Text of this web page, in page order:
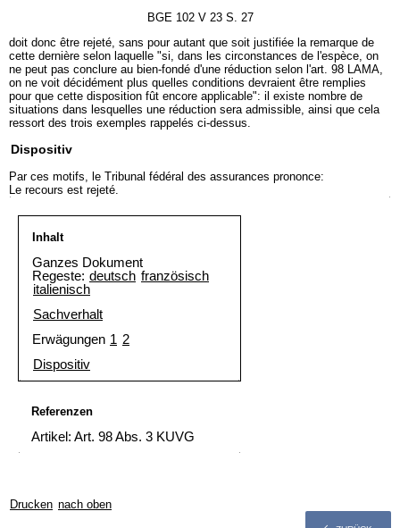
BGE 102 V 23 S. 27
doit donc être rejeté, sans pour autant que soit justifiée la remarque de
cette dernière selon laquelle "si, dans les circonstances de l'espèce, on
ne peut pas conclure au bien-fondé d'une réduction selon l'art. 98 LAMA,
on ne voit décidément plus quelles conditions devraient être remplies
pour que cette disposition fût encore applicable": il existe nombre de
situations dans lesquelles une réduction sera admissible, ainsi que cela
ressort des trois exemples rappelés ci-dessus.
Dispositiv
Par ces motifs, le Tribunal fédéral des assurances prononce:
Le recours est rejeté.
Inhalt
Ganzes Dokument
Regeste: deutsch französisch
italienisch
Sachverhalt
Erwägungen 1 2
Dispositiv
Referenzen
Artikel: Art. 98 Abs. 3 KUVG
Drucken nach oben